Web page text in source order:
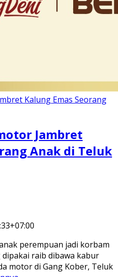
Jambret
Anak di Teluk
perempuan jadi korbam
raib dibawa kabur
motor di Gang Kober, Teluk